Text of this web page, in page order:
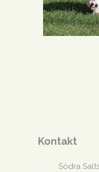
Kontakt
Södra